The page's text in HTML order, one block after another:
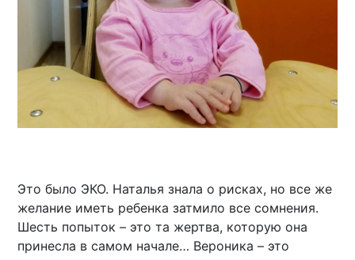
Это было ЭКО. Наталья знала о рисках, но все же
желание иметь ребенка затмило все сомнения.
Шесть попыток – это та жертва, которую она
принесла в самом начале… Вероника – это